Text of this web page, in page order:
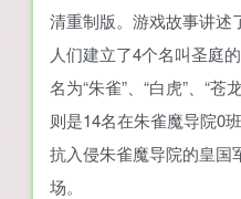
（摸鱼游戏）
清重制版。游戏故事讲述
人们建立了4个名叫圣庭
名为“朱雀”、“白虎”、“苍
则是14名在朱雀魔导院0
抗入侵朱雀魔导院的皇国
场。